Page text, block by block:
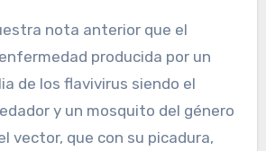
nota anterior que el
producida por un
de los flavivirus siendo el
y un mosquito del género
vector, que con su picadura,